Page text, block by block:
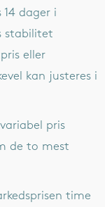
14 dager i
stabilitet
eller
kan justeres i
pris
de to mest
time